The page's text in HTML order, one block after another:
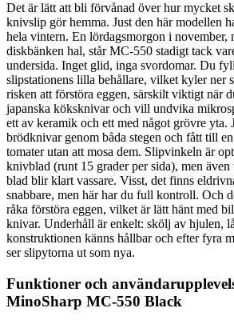
Det är lätt att bli förvånad över hur mycket
knivslip gör hemma. Just den här modellen
hela vintern. En lördagsmorgon i november,
diskbänken hal, står MC-550 stadigt tack
undersida. Inget glid, inga svordomar. Du
slipstationens lilla behållare, vilket kyler ner
risken att förstöra eggen, särskilt viktigt när
japanska köksknivar och vill undvika
ett av keramik och ett med något grövre yta.
brödknivar genom båda stegen och fått till
tomater utan att mosa dem. Slipvinkeln är
knivblad (runt 15 grader per sida), men även
blad blir klart vassare. Visst, det finns
snabbare, men här har du full kontroll. Och
råka förstöra eggen, vilket är lätt hänt med
knivar. Underhåll är enkelt: skölj av hjulen,
konstruktionen känns hållbar och efter fyra
ser slipytorna ut som nya.
Funktioner och
MinoSharp MC-550 Black